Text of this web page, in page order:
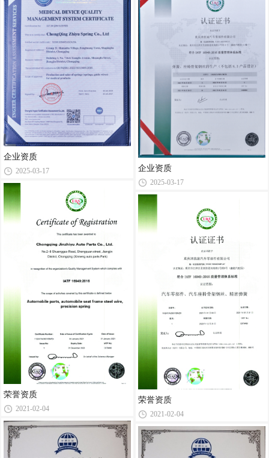
企业资质
2025-03-17
荣誉资质
2021-02-04
企业资质
2025-03-17
荣誉资质
2021-02-04